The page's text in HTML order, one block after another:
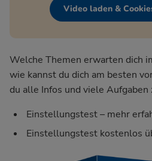
Video laden &
Welche Themen erwarten dich
wie kannst du dich am besten
du alle Infos und viele Aufgaben
Einstellungstest – mehr
Einstellungstest kostenlos